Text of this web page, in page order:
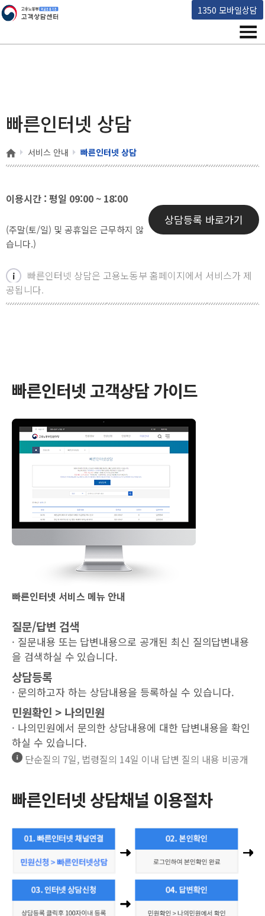
1350 모바일상담
고용노동부 책임운영기관 고객상담센터
메
빠른인터넷 상담
홈 서비스 안내 빠른인터넷 상담
이용시간 : 평일 09:00 ~ 18:00
(주말(토/일) 및 공휴일은 근무하지 않
습니다.)
상담등록 바로가기
빠른인터넷 상담은 고용노동부 홈페이지에서 서비스가 제
공됩니다.
빠른인터넷 고객상담 가이드
빠른인터넷 서비스 메뉴 안내
질문/답변 검색
· 질문내용 또는 답변내용으로 공개된 최신 질의답변내용
을 검색하실 수 있습니다.
상담등록
· 문의하고자 하는 상담내용을 등록하실 수 있습니다.
민원확인 > 나의민원
· 나의민원에서 문의한 상담내용에 대한 답변내용을 확인
하실 수 있습니다.
단순질의 7일, 법령질의 14일 이내 답변 질의 내용 비공개
빠른인터넷 상담채널 이용절차